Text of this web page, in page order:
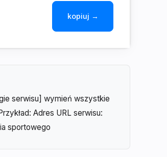
kopiuj →
serwisu] wymień wszystkie
Adres URL serwisu:
sportowego